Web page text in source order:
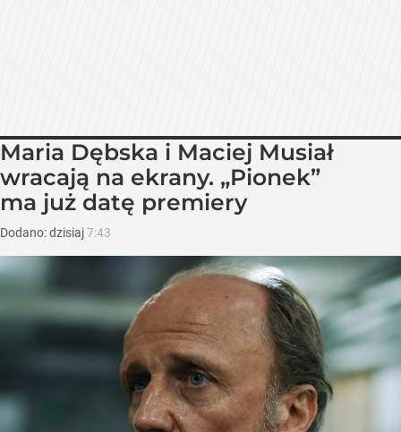
Maria Dębska i Maciej Musiał
wracają na ekrany. „Pionek”
ma już datę premiery
Dodano:dzisiaj7:43